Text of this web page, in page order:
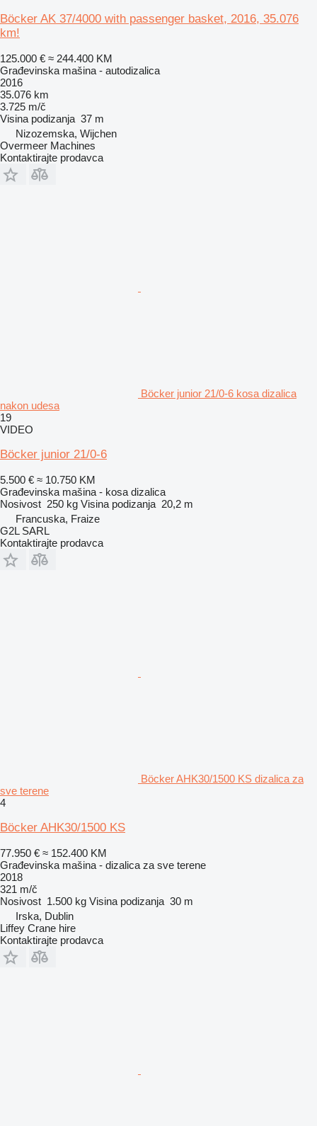
Böcker AK 37/4000 with passenger basket, 2016, 35.076
km!
125.000 € ≈ 244.400 KM
Građevinska mašina - autodizalica
2016
35.076 km
3.725 m/č
Visina podizanja 37 m
Nizozemska, Wijchen
Overmeer Machines
Kontaktirajte prodavca
Böcker junior 21/0-6 kosa dizalica
nakon udesa
19
VIDEO
Böcker junior 21/0-6
5.500 € ≈ 10.750 KM
Građevinska mašina - kosa dizalica
Nosivost 250 kg Visina podizanja 20,2 m
Francuska, Fraize
G2L SARL
Kontaktirajte prodavca
Böcker AHK30/1500 KS dizalica za
sve terene
4
Böcker AHK30/1500 KS
77.950 € ≈ 152.400 KM
Građevinska mašina - dizalica za sve terene
2018
321 m/č
Nosivost 1.500 kg Visina podizanja 30 m
Irska, Dublin
Liffey Crane hire
Kontaktirajte prodavca